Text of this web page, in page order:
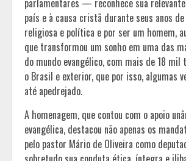
parlamentares — reconhece sua
país e à causa cristã durante seus anos
religiosa e política e por ser um homem,
que transformou um sonho em uma das
do mundo evangélico, com mais de 18
o Brasil e exterior, que por isso, algumas
até apedrejado.
A homenagem, que contou com o apoio
evangélica, destacou não apenas os
pelo pastor Mário de Oliveira como